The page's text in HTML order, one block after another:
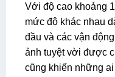
Với độ cao khoảng
mức độ khác nhau
đầu và các vận
ảnh tuyệt vời được
cũng khiến những